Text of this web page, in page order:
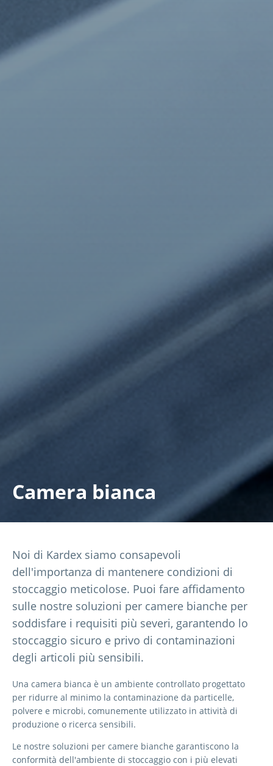
Camera bianca
Noi di Kardex siamo consapevoli
dell'importanza di mantenere condizioni di
stoccaggio meticolose. Puoi fare affidamento
sulle nostre soluzioni per camere bianche per
soddisfare i requisiti più severi, garantendo lo
stoccaggio sicuro e privo di contaminazioni
degli articoli più sensibili.
Una camera bianca è un ambiente controllato progettato
per ridurre al minimo la contaminazione da particelle,
polvere e microbi, comunemente utilizzato in attività di
produzione o ricerca sensibili.
Le nostre soluzioni per camere bianche garantiscono la
conformità dell'ambiente di stoccaggio con i più elevati